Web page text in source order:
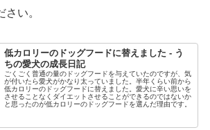
い。
低カロリーのドッグフードに替えました - う
ちの愛犬の成長日記
ごくごく普通の量のドッグフードを与えていたのですが、気
が付いたら愛犬がかなり太っていました。半年くらい前から
低カロリーのドッグフードに替えました。愛犬に辛い思いを
させることなくダイエットさせることができるのではないか
と思ったのが低カロリーのドッグフードを選んだ理由です。